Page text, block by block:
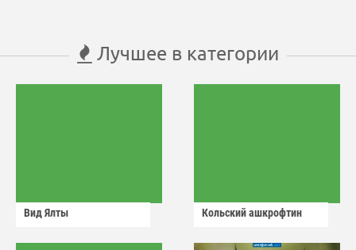
Лучшее в категории
Вид Ялты Кольский ашкрофтин